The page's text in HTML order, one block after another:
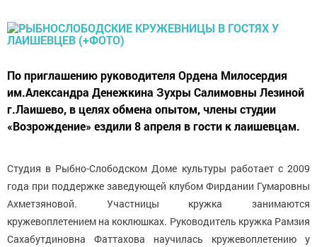
По приглашению руководителя Ордена Милосердия
им.Александра Денежкина Зухры Салимовны Лезиной
г.Лаишево, в целях обмена опытом, члены студии
«Возрождение» ездили 8 апреля в гости к лаишевцам.
Студия в Рыбно-Слободском Доме культуры работает с 2009
года при поддержке заведующей клубом Фирдании Гумаровны
Ахметзяновой. Участницы кружка занимаются
кружевоплетением на коклюшках. Руководитель кружка Рамзия
Сахабутдиновна Фаттахова научилась кружевоплетению у